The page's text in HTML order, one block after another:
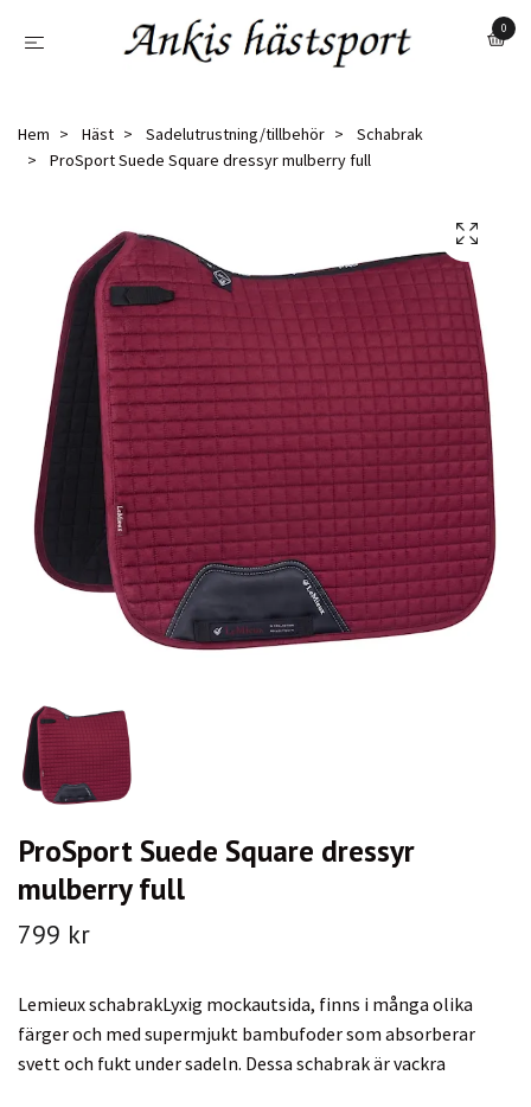
0
Hem Häst Sadelutrustning/tillbehör
Schabrak
ProSport Suede Square dressyr mulberry full
ProSport Suede Square dressyr
mulberry full
799 kr
Lemieux schabrakLyxig mockautsida, finns i många olika
färger och med supermjukt bambufoder som absorberar
svett och fukt under sadeln. Dessa schabrak är vackra